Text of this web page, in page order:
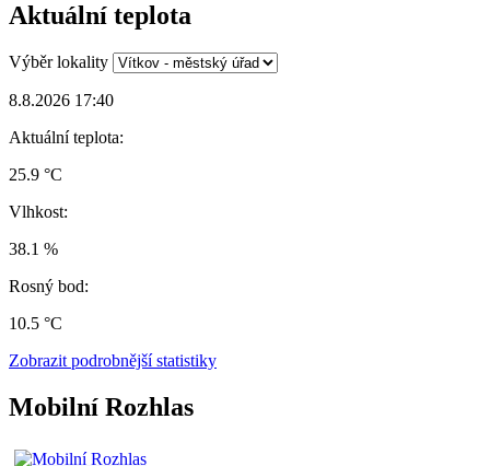
Aktuální teplota
Výběr lokality
8.8.2026 17:40
Aktuální teplota:
25.9 °C
Vlhkost:
38.1 %
Rosný bod:
10.5 °C
Zobrazit podrobnější statistiky
Mobilní Rozhlas